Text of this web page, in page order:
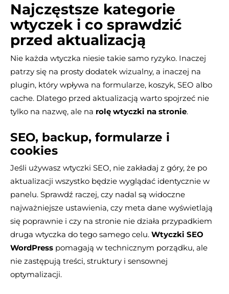
Najczęstsze kategorie
wtyczek i co sprawdzić
przed aktualizacją
Nie każda wtyczka niesie takie samo ryzyko. Inaczej
patrzy się na prosty dodatek wizualny, a inaczej na
plugin, który wpływa na formularze, koszyk, SEO albo
cache. Dlatego przed aktualizacją warto spojrzeć nie
tylko na nazwę, ale na rolę wtyczki na stronie.
SEO, backup, formularze i
cookies
Jeśli używasz wtyczki SEO, nie zakładaj z góry, że po
aktualizacji wszystko będzie wyglądać identycznie w
panelu. Sprawdź raczej, czy nadal są widoczne
najważniejsze ustawienia, czy meta dane wyświetlają
się poprawnie i czy na stronie nie działa przypadkiem
druga wtyczka do tego samego celu. Wtyczki SEO
WordPress pomagają w technicznym porządku, ale
nie zastępują treści, struktury i sensownej
optymalizacji.